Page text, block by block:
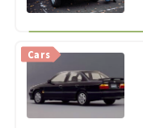
Cars